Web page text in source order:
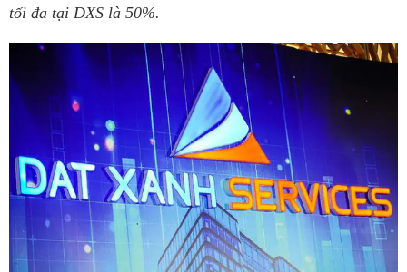
tối đa tại DXS là 50%.